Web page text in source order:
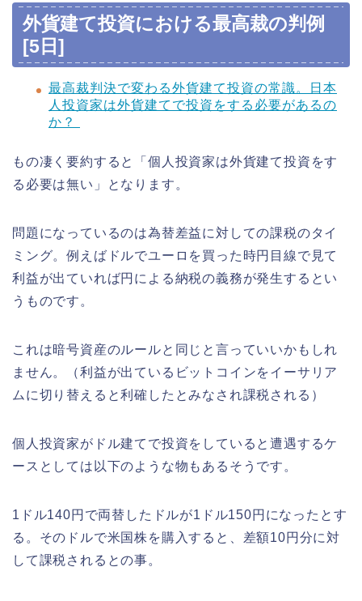
外貨建て投資における最高裁の判例
[5日]
最高裁判決で変わる外貨建て投資の常識。日本
人投資家は外貨建てで投資をする必要があるの
か？
もの凄く要約すると「個人投資家は外貨建て投資をす
る必要は無い」となります。
問題になっているのは為替差益に対しての課税のタイ
ミング。例えばドルでユーロを買った時円目線で見て
利益が出ていれば円による納税の義務が発生するとい
うものです。
これは暗号資産のルールと同じと言っていいかもしれ
ません。（利益が出ているビットコインをイーサリア
ムに切り替えると利確したとみなされ課税される）
個人投資家がドル建てで投資をしていると遭遇するケ
ースとしては以下のような物もあるそうです。
1ドル140円で両替したドルが1ドル150円になったとす
る。そのドルで米国株を購入すると、差額10円分に対
して課税されるとの事。